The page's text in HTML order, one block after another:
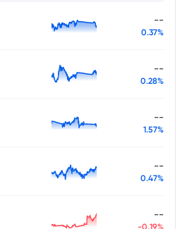
--
0.37%
--
0.28%
--
1.57%
--
0.47%
--
-0.19%